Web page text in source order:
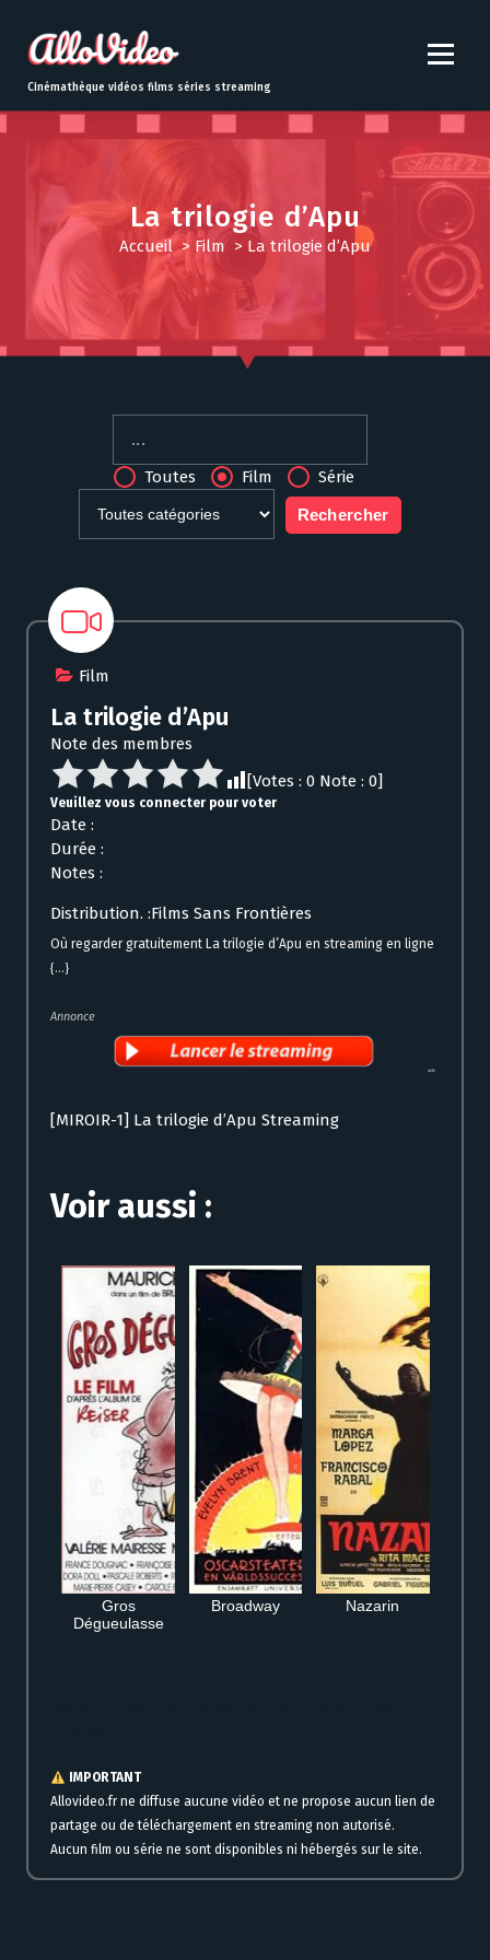
t
o
Cinémathèque vidéos films séries streaming
La trilogie d’Apu
Accueil> Film > La trilogie d’Apu
Toutes Film Série
Film
La trilogie d’Apu
Note des membres
[Votes : 0 Note : 0]
Veuillez vous connecter pour voter
Date :
Durée :
Notes :
Distribution. :Films Sans Frontières
Où regarder gratuitement La trilogie d’Apu en streaming en ligne
{...}
Annonce
[MIROIR-1] La trilogie d’Apu Streaming
Voir aussi :
Gros
Dégueulasse
Broadway Nazarin
IMPORTANT
Allovideo.fr ne diffuse aucune vidéo et ne propose aucun lien de
partage ou de téléchargement en streaming non autorisé.
Aucun film ou série ne sont disponibles ni hébergés sur le site.